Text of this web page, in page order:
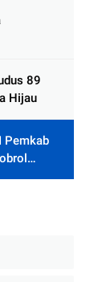
89
Hijau
Pemkab